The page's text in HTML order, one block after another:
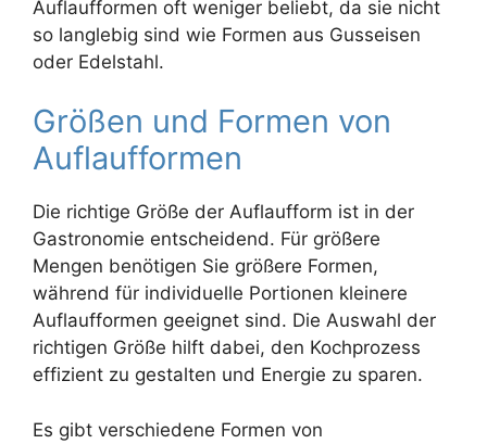
Auflaufformen oft weniger beliebt, da sie nicht
so langlebig sind wie Formen aus Gusseisen
oder Edelstahl.
Größen und Formen von
Auflaufformen
Die richtige Größe der Auflaufform ist in der
Gastronomie entscheidend. Für größere
Mengen benötigen Sie größere Formen,
während für individuelle Portionen kleinere
Auflaufformen geeignet sind. Die Auswahl der
richtigen Größe hilft dabei, den Kochprozess
effizient zu gestalten und Energie zu sparen.
Es gibt verschiedene Formen von